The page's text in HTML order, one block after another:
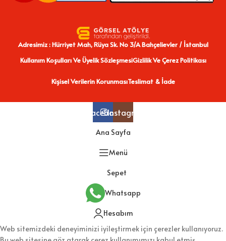
Adresimiz : Hürriyet Mah, Rüya Sk. No 3/A Bahçelievler / İstanbul
Kullanım Koşulları Ve Üyelik SözleşmesiGizlilik Ve Çerez Politikası
Kişisel Verilerin KorunmasıTeslimat & İade
FacebookInstagram
Ana Sayfa
Menü
Sepet
Whatsapp
Hesabım
Web sitemizdeki deneyiminizi iyileştirmek için çerezler kullanıyoruz.